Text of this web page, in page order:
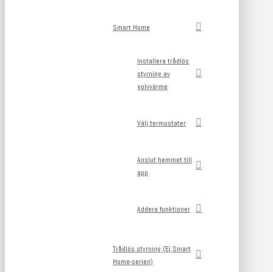
Smart Home
Installera trådlös
styrning av
golvvärme
Välj termostater
Anslut hemmet till
app
Addera funktioner
Trådlös styrning (Ej Smart
Home-serien)